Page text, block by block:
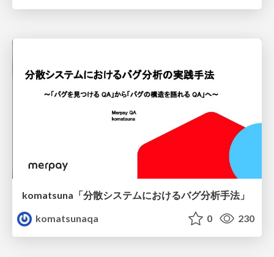
komatsuna「分散システムにおけるバグ分析手法」
komatsunaqa
0 230